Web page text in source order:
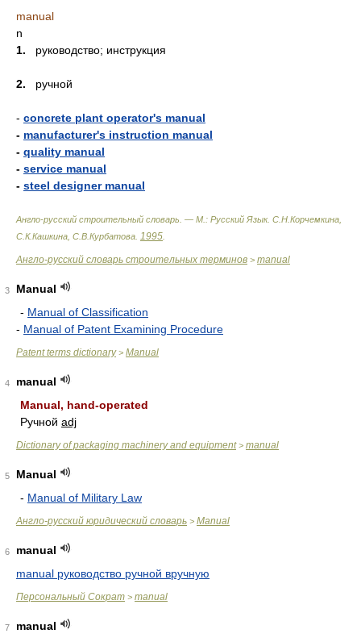
manual
n
1. руководство; инструкция
2. ручной
- concrete plant operator's manual
- manufacturer's instruction manual
- quality manual
- service manual
- steel designer manual
Англо-русский строительный словарь. — М.: Русский Язык. С.Н.Корчемкина,
С.К.Кашкина, С.В.Курбатова 1995
Англо-русский словарь строительных терминов > manual
3
Manual
- Manual of Classification
- Manual of Patent Examining Procedure
Patent terms dictionary> Manual
4
manual
Manual, hand-operated
Ручной adj
Dictionary of packaging machinery and equipment> manual
5
Manual
- Manual of Military Law
Англо-русский юридический словарь > Manual
6
manual
manual руководство ручной вручную
Персональный Сократ > manual
7
manual